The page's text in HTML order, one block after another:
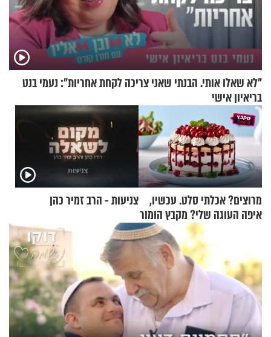
"לא שאלו אותי. הבנתי שאני צריכה לקחת אחריות": נעמי בנט
בריאיון אישי
מרוצים? אכלתי סלט. עכשיו,
איפה העוגה שלי? מקבץ הומור
צניעות - הרב זמיר כהן